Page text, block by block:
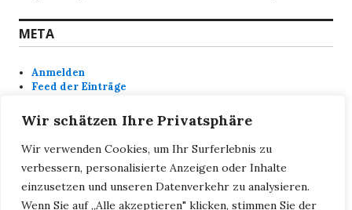
Wir schätzen Ihre Privatsphäre
Wir verwenden Cookies, um Ihr Surferlebnis zu
verbessern, personalisierte Anzeigen oder Inhalte
einzusetzen und unseren Datenverkehr zu analysieren.
Wenn Sie auf „Alle akzeptieren" klicken, stimmen Sie der
META
Anmelden
Feed der Einträge
WordPress.org
SEITEN
Datenschutzerklärung